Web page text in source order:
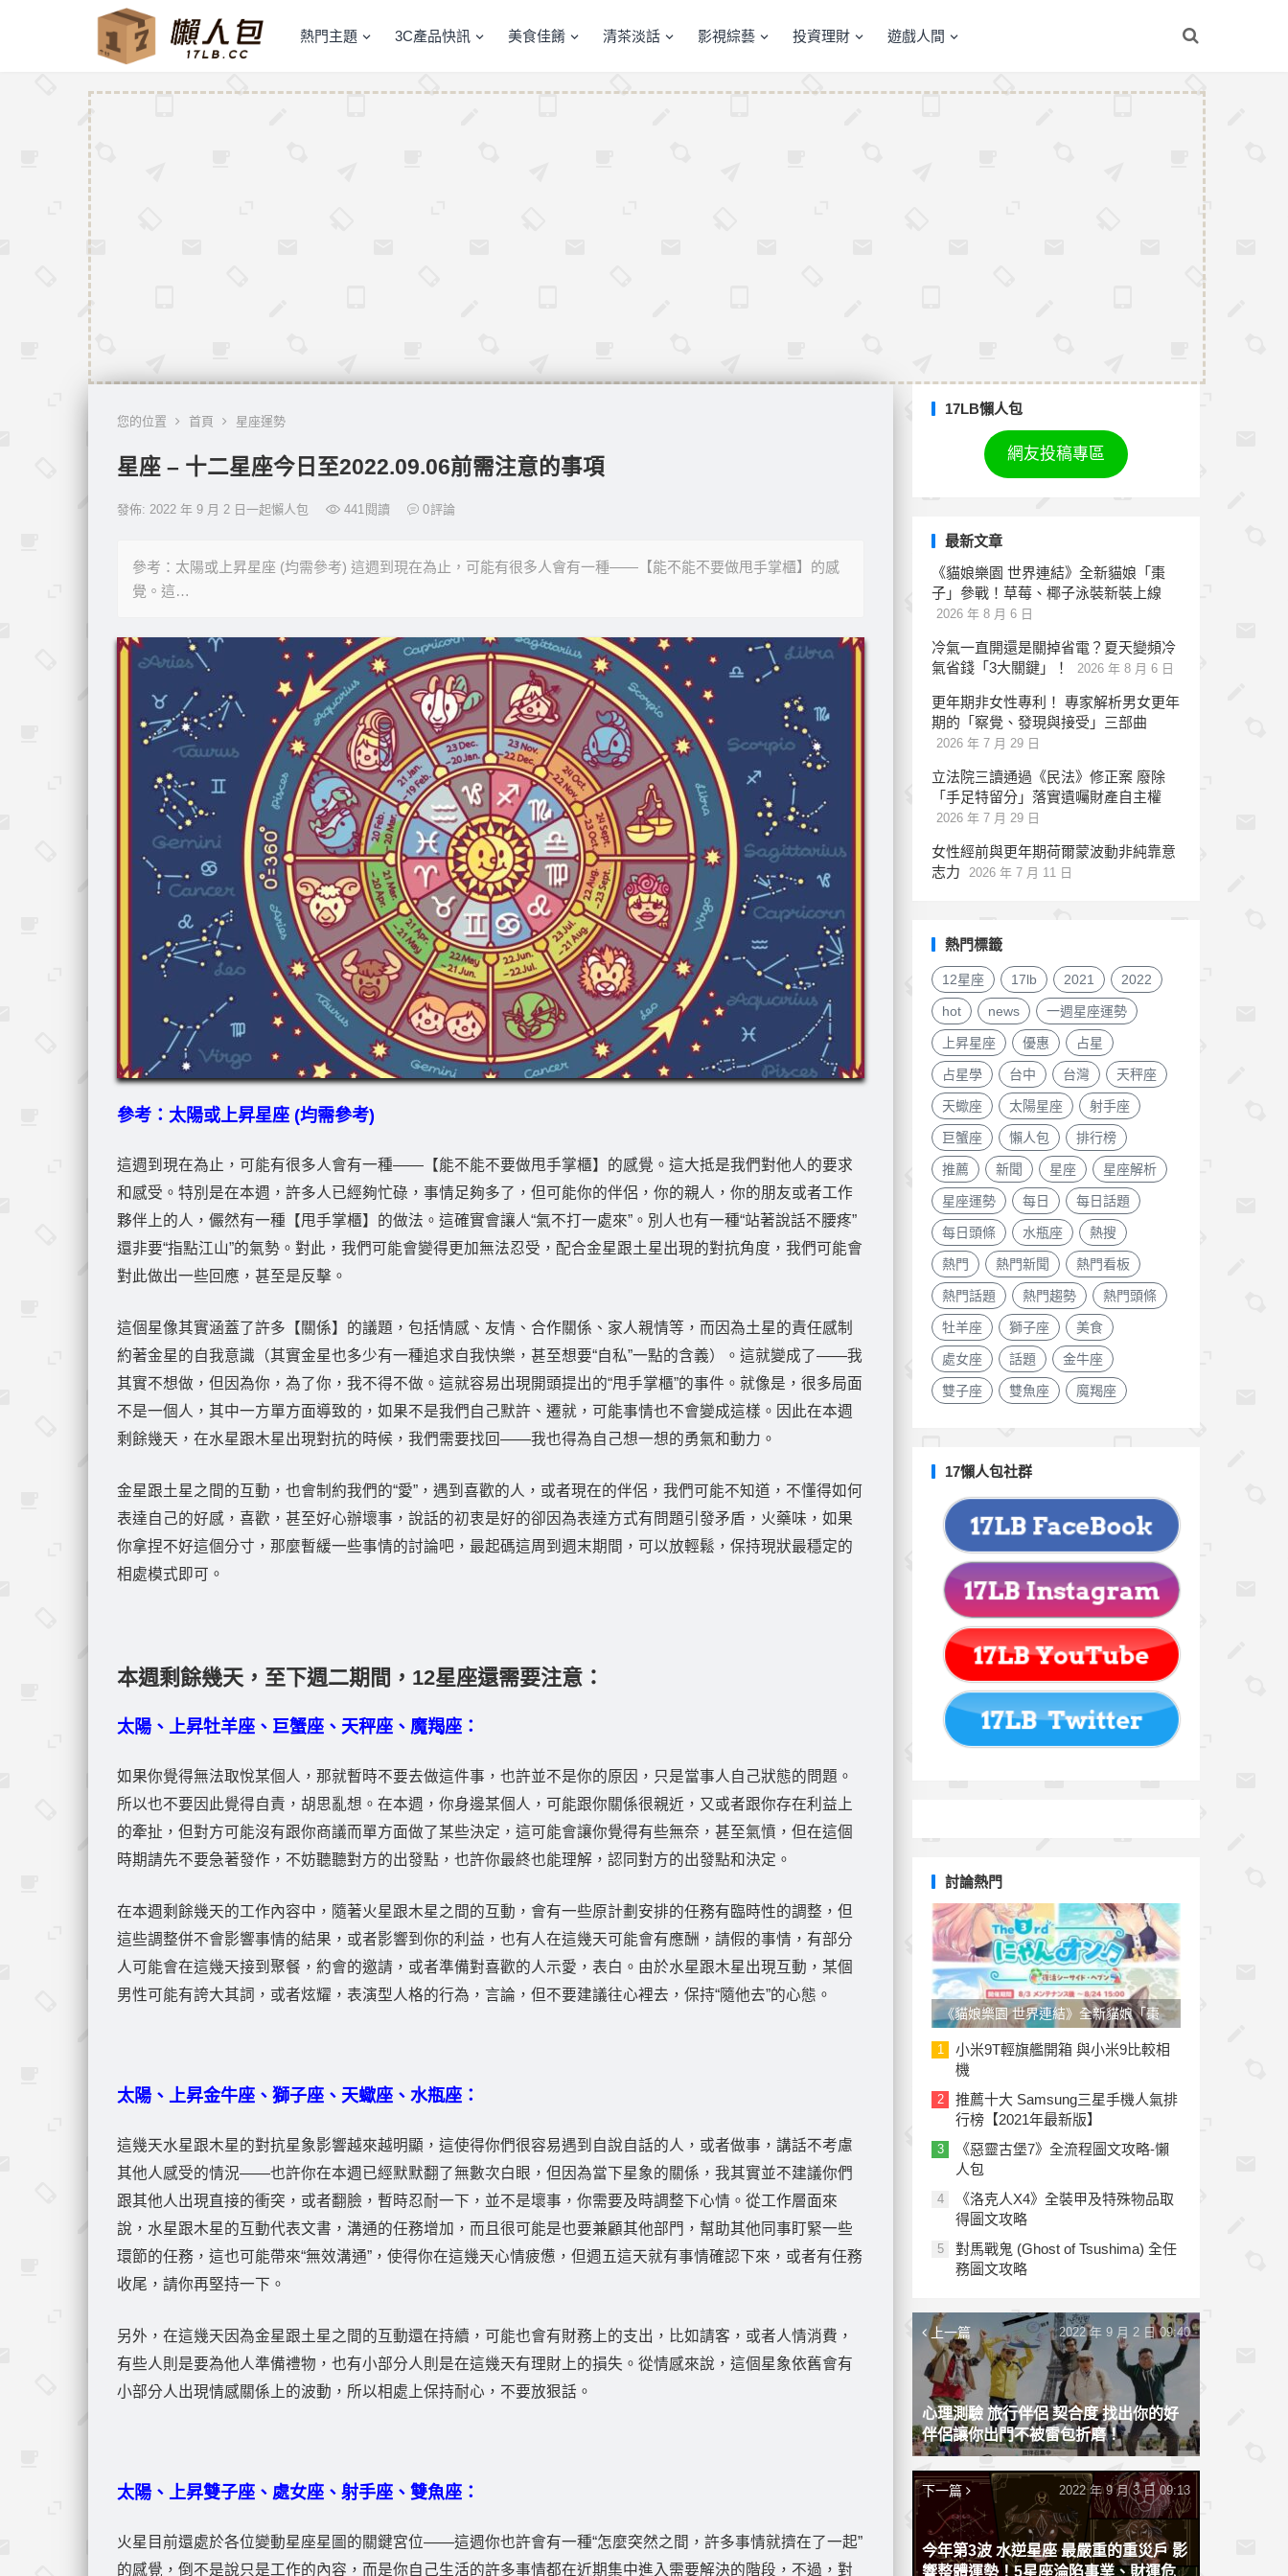
熱門主題 3C產品快訊 美食佳餚 清茶淡話 影視綜藝 投資理財 遊戲人間
您的位置 首頁 星座運勢
星座 – 十二星座今日至2022.09.06前需注意的事項
發佈: 2022 年 9 月 2 日一起懶人包 441 閱讀 0評論
參考：太陽或上昇星座 (均需參考) 這週到現在為止，可能有很多人會有一種——【能不能不要做甩手掌櫃】的感
覺。這…
參考：太陽或上昇星座 (均需參考)
這週到現在為止，可能有很多人會有一種——【能不能不要做甩手掌櫃】的感覺。這大抵是我們對他人的要求
和感受。特別是在本週，許多人已經夠忙碌，事情足夠多了，但可能你的伴侶，你的親人，你的朋友或者工作
夥伴上的人，儼然有一種【甩手掌櫃】的做法。這確實會讓人“氣不打一處來”。別人也有一種“站著說話不腰疼”
還非要“指點江山”的氣勢。對此，我們可能會變得更加無法忍受，配合金星跟土星出現的對抗角度，我們可能會
對此做出一些回應，甚至是反擊。
這個星像其實涵蓋了許多【關係】的議題，包括情感、友情、合作關係、家人親情等，而因為土星的責任感制
約著金星的自我意識（其實金星也多少有一種追求自我快樂，甚至想要“自私”一點的含義）。這就變成了——我
其實不想做，但因為你，為了你，我不得不做。這就容易出現開頭提出的“甩手掌櫃”的事件。就像是，很多局面
不是一個人，其中一方單方面導致的，如果不是我們自己默許、遷就，可能事情也不會變成這樣。因此在本週
剩餘幾天，在水星跟木星出現對抗的時候，我們需要找回——我也得為自己想一想的勇氣和動力。
金星跟土星之間的互動，也會制約我們的“愛”，遇到喜歡的人，或者現在的伴侶，我們可能不知道，不懂得如何
表達自己的好感，喜歡，甚至好心辦壞事，說話的初衷是好的卻因為表達方式有問題引發矛盾，火藥味，如果
你拿捏不好這個分寸，那麼暫緩一些事情的討論吧，最起碼這周到週末期間，可以放輕鬆，保持現狀最穩定的
相處模式即可。
本週剩餘幾天，至下週二期間，12星座還需要注意：
太陽、上昇牡羊座、巨蟹座、天秤座、魔羯座：
如果你覺得無法取悅某個人，那就暫時不要去做這件事，也許並不是你的原因，只是當事人自己狀態的問題。
所以也不要因此覺得自責，胡思亂想。在本週，你身邊某個人，可能跟你關係很親近，又或者跟你存在利益上
的牽扯，但對方可能沒有跟你商議而單方面做了某些決定，這可能會讓你覺得有些無奈，甚至氣憤，但在這個
時期請先不要急著發作，不妨聽聽對方的出發點，也許你最終也能理解，認同對方的出發點和決定。
在本週剩餘幾天的工作內容中，隨著火星跟木星之間的互動，會有一些原計劃安排的任務有臨時性的調整，但
這些調整併不會影響事情的結果，或者影響到你的利益，也有人在這幾天可能會有應酬，請假的事情，有部分
人可能會在這幾天接到聚餐，約會的邀請，或者準備對喜歡的人示愛，表白。由於水星跟木星出現互動，某個
男性可能有誇大其詞，或者炫耀，表演型人格的行為，言論，但不要建議往心裡去，保持“隨他去”的心態。
太陽、上昇金牛座、獅子座、天蠍座、水瓶座：
這幾天水星跟木星的對抗星象影響越來越明顯，這使得你們很容易遇到自說自話的人，或者做事，講話不考慮
其他人感受的情況——也許你在本週已經默默翻了無數次白眼，但因為當下星象的關係，我其實並不建議你們
跟其他人出現直接的衝突，或者翻臉，暫時忍耐一下，並不是壞事，你需要及時調整下心情。從工作層面來
說，水星跟木星的互動代表文書，溝通的任務增加，而且很可能是也要兼顧其他部門，幫助其他同事盯緊一些
環節的任務，這也可能帶來“無效溝通”，使得你在這幾天心情疲憊，但週五這天就有事情確認下來，或者有任務
收尾，請你再堅持一下。
另外，在這幾天因為金星跟土星之間的互動還在持續，可能也會有財務上的支出，比如請客，或者人情消費，
有些人則是要為他人準備禮物，也有小部分人則是在這幾天有理財上的損失。從情感來說，這個星象依舊會有
小部分人出現情感關係上的波動，所以相處上保持耐心，不要放狠話。
太陽、上昇雙子座、處女座、射手座、雙魚座：
火星目前還處於各位變動星座星圖的關鍵宮位——這週你也許會有一種“怎麼突然之間，許多事情就擠在了一起”
的感覺，倒不是說只是工作的內容，而是你自己生活的許多事情都在近期集中進入需要解決的階段，不過，對
17LB懶人包
網友投稿專區
最新文章
《貓娘樂園 世界連結》全新貓娘「棗
子」參戰！草莓、椰子泳裝新裝上線
2026 年 8 月 6 日
冷氣一直開還是關掉省電？夏天變頻冷
氣省錢「3大關鍵」！
2026 年 8 月 6 日
更年期非女性專利！ 專家解析男女更年
期的「察覺、發現與接受」三部曲
2026 年 7 月 29 日
立法院三讀通過《民法》修正案 廢除
「手足特留分」落實遺囑財產自主權
2026 年 7 月 29 日
女性經前與更年期荷爾蒙波動非純靠意
志力
2026 年 7 月 11 日
熱門標籤
12星座 17lb 2021 2022
hot news 一週星座運勢
上昇星座 優惠 占星
占星學 台中 台灣 天秤座
天蠍座 太陽星座 射手座
巨蟹座 懶人包 排行榜
推薦 新聞 星座 星座解析
星座運勢 每日 每日話題
每日頭條 水瓶座 熱搜
熱門 熱門新聞 熱門看板
熱門話題 熱門趨勢 熱門頭條
牡羊座 獅子座 美食
處女座 話題 金牛座
雙子座 雙魚座 魔羯座
17懶人包社群
討論熱門
《貓娘樂園 世界連結》全新貓娘「棗
子」參戰！草莓、椰子泳裝新裝上線
1
小米9T輕旗艦開箱 與小米9比較相
機
2
推薦十大 Samsung三星手機人氣排
行榜【2021年最新版】
3
《惡靈古堡7》全流程圖文攻略-懶
人包
4
《洛克人X4》全裝甲及特殊物品取
得圖文攻略
5
對馬戰鬼 (Ghost of Tsushima) 全任
務圖文攻略
上一篇
心理測驗 旅行伴侶 契合度 找出你的好
伴侶讓你出門不被雷包折磨！
2022 年 9 月 2 日 09:40
下一篇
今年第3波 水逆星座 最嚴重的重災戶 影
響整體運勢！5星座淪陷事業、財運危
2022 年 9 月 3 日 09:13